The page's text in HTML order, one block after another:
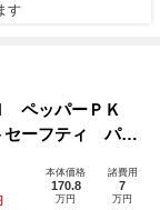
す
ペッパーＰＫ
ーフティ パー
トップ ＬＥＤ
ラックＡＷ
本体価格
170.8
万円
諸費用
7
万円